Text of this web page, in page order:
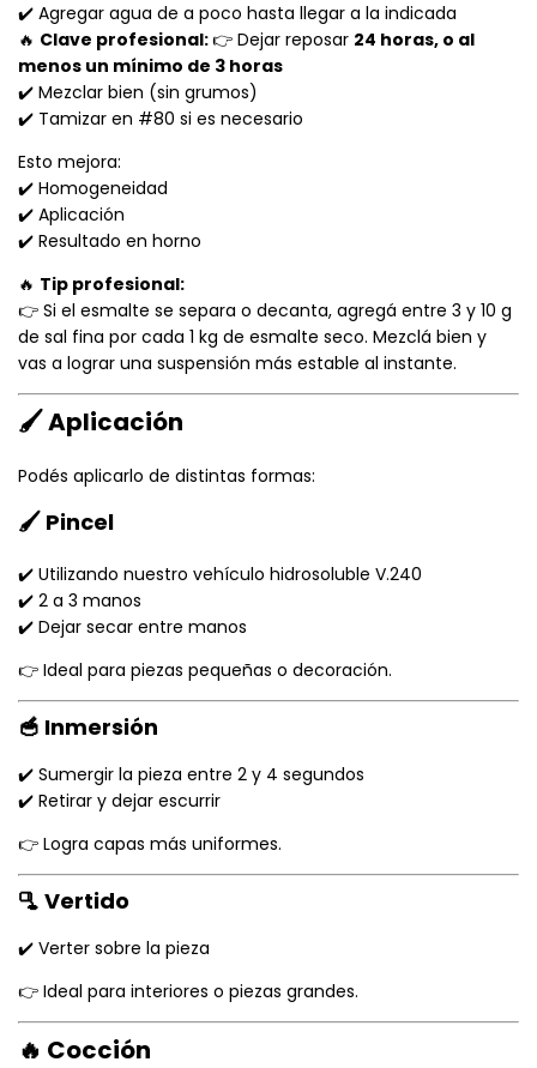
✔️ Agregar agua de a poco hasta llegar a la indicada
🔥 Clave profesional:👉 Dejar reposar 24 horas, o al
menos un mínimo de 3 horas
✔️ Mezclar bien (sin grumos)
✔️ Tamizar en #80 si es necesario
Esto mejora:
✔️ Homogeneidad
✔️ Aplicación
✔️ Resultado en horno
🔥 Tip profesional:
👉 Si el esmalte se separa o decanta, agregá entre 3 y 10 g
de sal fina por cada 1 kg de esmalte seco. Mezclá bien y
vas a lograr una suspensión más estable al instante.
🖌️ Aplicación
Podés aplicarlo de distintas formas:
🖌️ Pincel
✔️ Utilizando nuestro vehículo hidrosoluble V.240
✔️ 2 a 3 manos
✔️ Dejar secar entre manos
👉 Ideal para piezas pequeñas o decoración.
🥣 Inmersión
✔️ Sumergir la pieza entre 2 y 4 segundos
✔️ Retirar y dejar escurrir
👉 Logra capas más uniformes.
🫗 Vertido
✔️ Verter sobre la pieza
👉 Ideal para interiores o piezas grandes.
🔥 Cocción